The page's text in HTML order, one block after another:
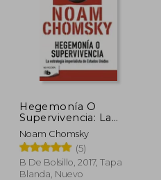
40%
dcto.
Hegemonía O
Supervivencia: La
Estrategia
Imperialista de
Estados Unidos /
Hegemony or
Survival
Noam Chomsky
(5)
B De Bolsillo, 2017, Tapa
Blanda, Nuevo